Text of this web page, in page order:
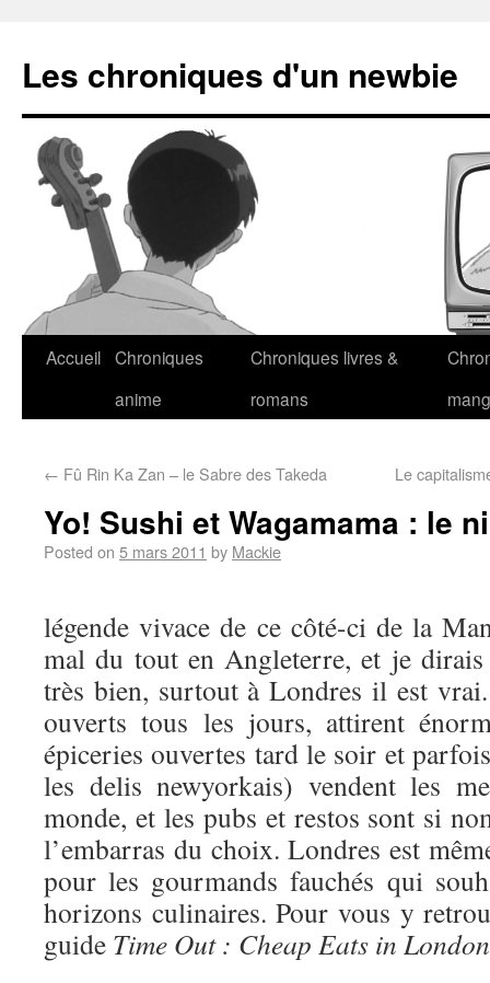
Les chroniques d'un newbie
Accueil Chroniques
anime
Chroniques livres &
romans
← Fû Rin Ka Zan – le Sabre des Takeda Le
Yo! Sushi et Wagamama : le
Posted on 5 mars 2011 by Mackie
légende vivace de ce côté-ci de la
mal du tout en Angleterre, et je dirais
très bien, surtout à Londres il est
ouverts tous les jours, attirent
épiceries ouvertes tard le soir et
les delis newyorkais) vendent les
monde, et les pubs et restos sont si
l’embarras du choix. Londres est
pour les gourmands fauchés qui
horizons culinaires. Pour vous y
guide Time Out : Cheap Eats in London